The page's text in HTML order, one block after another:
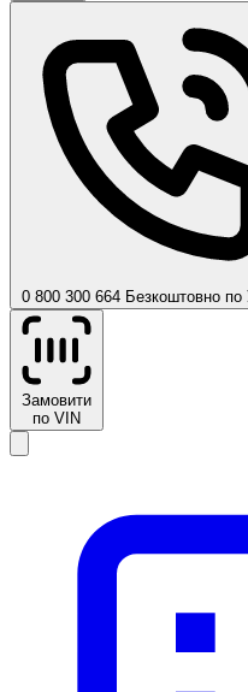
0 800 300 664 Безкоштовно по
Замовити
по VIN